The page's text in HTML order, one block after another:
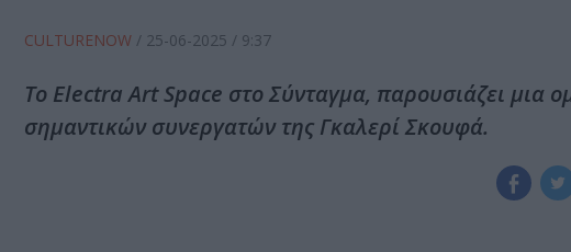
CULTURENOW / 25-06-2025 / 9:37
Το Electra Art Space στο Σύνταγμα, παρουσιάζει μια
σημαντικών συνεργατών της Γκαλερί Σκουφά.